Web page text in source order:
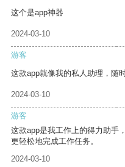
这个是app神器
2024-03-10
游客
这款app就像我的私人助理，随
2024-03-10
游客
这款app是我工作上的得力助手
更轻松地完成工作任务。
2024-03-10